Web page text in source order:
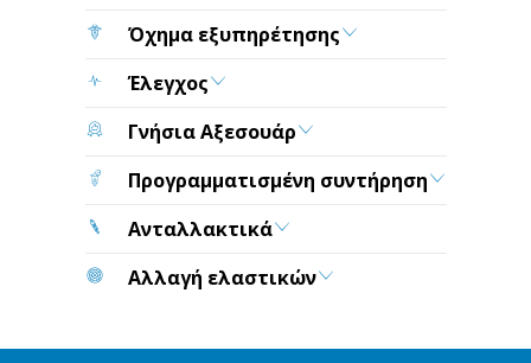
Όχημα εξυπηρέτησης
Έλεγχος
Γνήσια Αξεσουάρ
Προγραμματισμένη συντήρηση
Ανταλλακτικά
Αλλαγή ελαστικών